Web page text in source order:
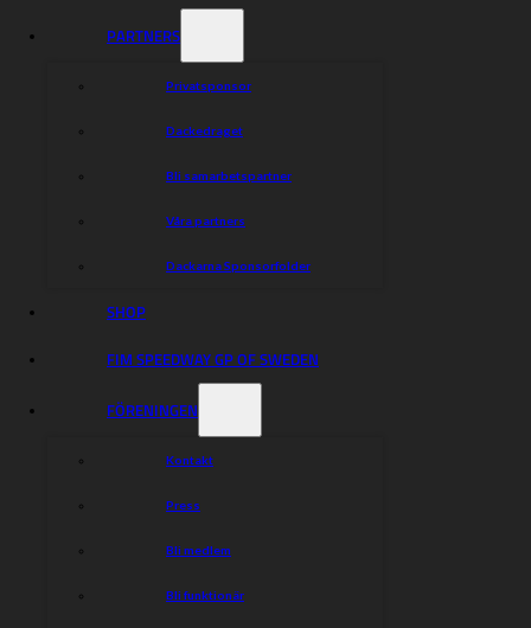
PARTNERS
Privatsponsor
Dackedraget
Bli samarbetspartner
Våra partners
Dackarna Sponsorfolder
SHOP
FIM SPEEDWAY GP OF SWEDEN
FÖRENINGEN
Kontakt
Press
Bli medlem
Bli funktionär